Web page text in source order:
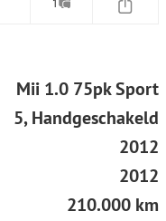
1
Mii 1.0 75pk Sport
5, Handgeschakeld
2012
2012
210.000 km